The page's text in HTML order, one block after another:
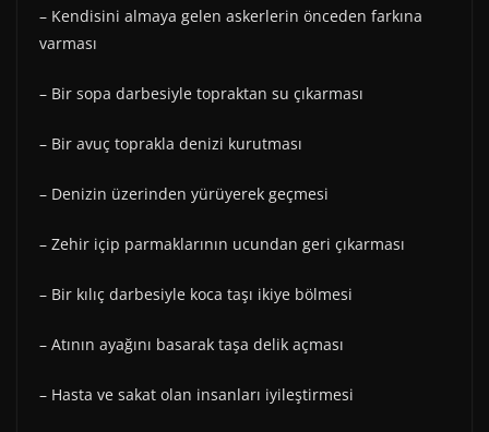
– Kendisini almaya gelen askerlerin önceden farkına
varması
– Bir sopa darbesiyle topraktan su çıkarması
– Bir avuç toprakla denizi kurutması
– Denizin üzerinden yürüyerek geçmesi
– Zehir içip parmaklarının ucundan geri çıkarması
– Bir kılıç darbesiyle koca taşı ikiye bölmesi
– Atının ayağını basarak taşa delik açması
– Hasta ve sakat olan insanları iyileştirmesi